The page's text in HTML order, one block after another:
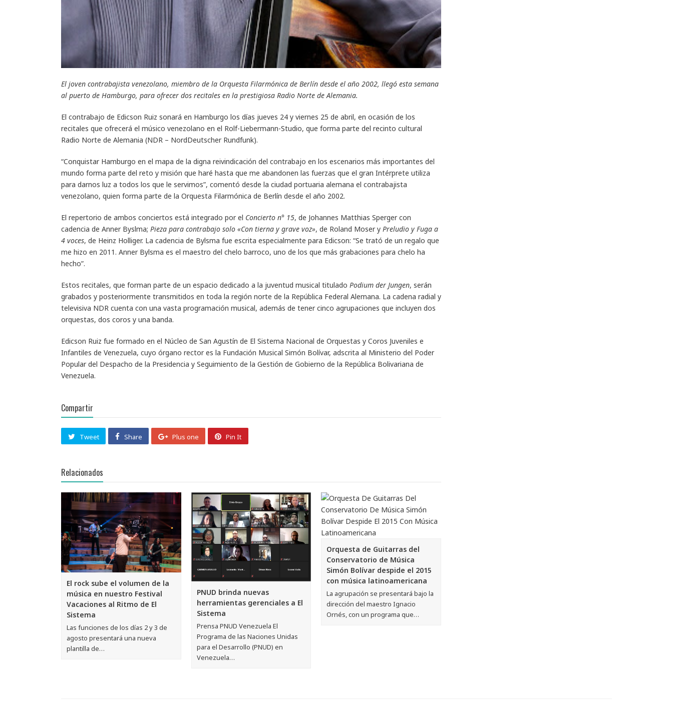
El joven contrabajista venezolano, miembro de la Orquesta Filarmónica de Berlín desde el año 2002, llegó esta semana
al puerto de Hamburgo, para ofrecer dos recitales en la prestigiosa Radio Norte de Alemania.
El contrabajo de Edicson Ruiz sonará en Hamburgo los días jueves 24 y viernes 25 de abril, en ocasión de los
recitales que ofrecerá el músico venezolano en el Rolf-Liebermann-Studio, que forma parte del recinto cultural
Radio Norte de Alemania (NDR – NordDeutscher Rundfunk).
“Conquistar Hamburgo en el mapa de la digna reivindicación del contrabajo en los escenarios más importantes del
mundo forma parte del reto y misión que haré hasta que me abandonen las fuerzas que el gran Intérprete utiliza
para darnos luz a todos los que le servimos”, comentó desde la ciudad portuaria alemana el contrabajista
venezolano, quien forma parte de la Orquesta Filarmónica de Berlín desde el año 2002.
El repertorio de ambos conciertos está integrado por el Concierto n° 15, de Johannes Matthias Sperger con
cadencia de Anner Byslma; Pieza para contrabajo solo «Con tierna y grave voz», de Roland Moser y Preludio y Fuga a
4 voces, de Heinz Holliger. La cadencia de Bylsma fue escrita especialmente para Edicson: “Se trató de un regalo que
me hizo en 2011. Anner Bylsma es el maestro del chelo barroco, uno de los que más grabaciones para chelo ha
hecho”.
Estos recitales, que forman parte de un espacio dedicado a la juventud musical titulado Podium der Jungen, serán
grabados y posteriormente transmitidos en toda la región norte de la República Federal Alemana. La cadena radial y
televisiva NDR cuenta con una vasta programación musical, además de tener cinco agrupaciones que incluyen dos
orquestas, dos coros y una banda.
Edicson Ruiz fue formado en el Núcleo de San Agustín de El Sistema Nacional de Orquestas y Coros Juveniles e
Infantiles de Venezuela, cuyo órgano rector es la Fundación Musical Simón Bolívar, adscrita al Ministerio del Poder
Popular del Despacho de la Presidencia y Seguimiento de la Gestión de Gobierno de la República Bolivariana de
Venezuela.
Compartir
Tweet Share Plus one Pin It
Relacionados
El rock sube el volumen de la
música en nuestro Festival
Vacaciones al Ritmo de El
Sistema
Las funciones de los días 2 y 3 de
agosto presentará una nueva
plantilla de…
PNUD brinda nuevas
herramientas gerenciales a El
Sistema
Prensa PNUD Venezuela El
Programa de las Naciones Unidas
para el Desarrollo (PNUD) en
Venezuela…
Orquesta de Guitarras del
Conservatorio de Música
Simón Bolívar despide el 2015
con música latinoamericana
La agrupación se presentará bajo la
dirección del maestro Ignacio
Ornés, con un programa que…